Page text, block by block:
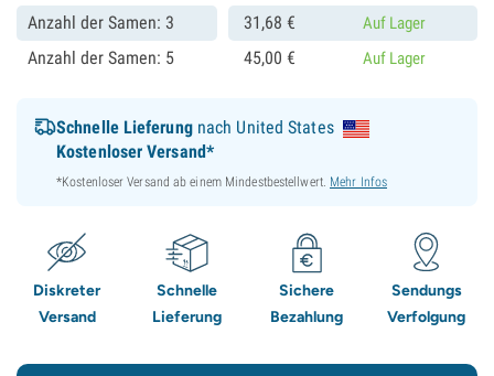
Anzahl der Samen: 3 31,68 € Auf Lager
Anzahl der Samen: 5 45,00 € Auf Lager
Schnelle Lieferungnach United States
Kostenloser Versand*
*Kostenloser Versand ab einem Mindestbestellwert. Mehr Infos
Diskreter
Versand
Schnelle
Lieferung
Sichere
Bezahlung
Sendungs
Verfolgung